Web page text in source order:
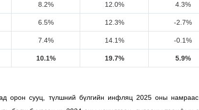
8.2% 12.0% 4.3%
6.5% 12.3% -2.7%
7.4% 14.1% -0.1%
10.1% 19.7% 5.9%
орон сууц, түлшний бүлгийн инфляц 2025 оны